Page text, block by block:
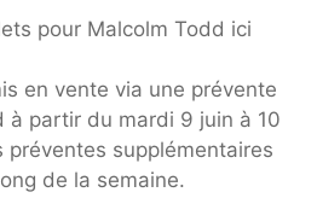
pour Malcolm Todd ici
en vente via une prévente
à partir du mardi 9 juin à 10
préventes supplémentaires
de la semaine.